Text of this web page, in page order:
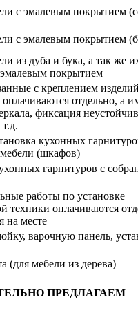
с эмалевым покрытием
с эмалевым покрытием
из дуба и бука, а так же
эмалевым покрытием
с креплением
отдельно, а
фиксация
кухонных
(шкафов)
гарнитуров с
работы по установке
техники оплачиваются
на месте
варочную панель,
(для мебели из дерева)
ПРЕДЛАГАЕМ